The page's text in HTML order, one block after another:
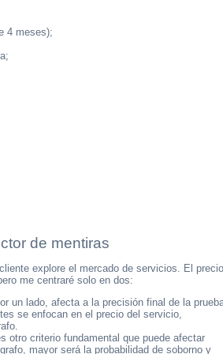
4 meses);
de mentiras
explore el mercado de servicios. El precio
me centraré solo en dos:
un lado, afecta a la precisión final de la
se enfocan en el precio del servicio,
otro criterio fundamental que puede afectar
mayor será la probabilidad de soborno y